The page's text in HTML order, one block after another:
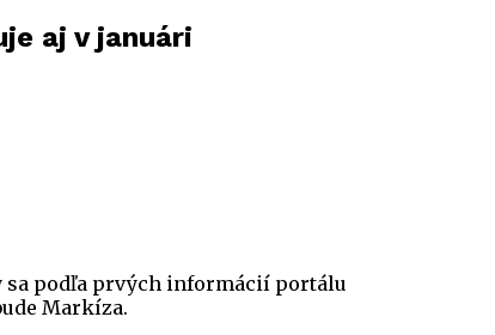
aj v januári
sa podľa prvých informácií portálu
Markíza.